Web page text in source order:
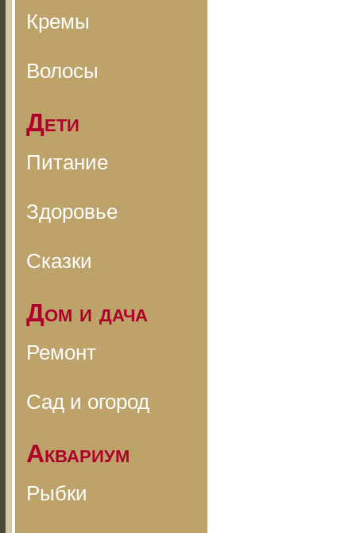
Кремы
Волосы
Дети
Питание
Здоровье
Сказки
Дом и дача
Ремонт
Сад и огород
Аквариум
Рыбки